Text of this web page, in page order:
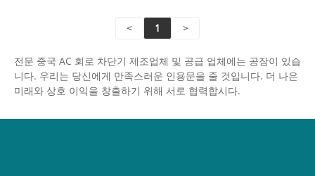
< 1 >
전문 중국 AC 회로 차단기 제조업체 및 공급 업체에는 공장이 있습
니다. 우리는 당신에게 만족스러운 인용문을 줄 것입니다. 더 나은
미래와 상호 이익을 창출하기 위해 서로 협력합시다.